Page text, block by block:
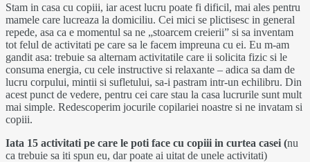
Stam in casa cu copiii, iar acest lucru poate fi dificil, mai ales pentru
mamele care lucreaza la domiciliu. Cei mici se plictisesc in general
repede, asa ca e momentul sa ne „stoarcem creierii” si sa inventam
tot felul de activitati pe care sa le facem impreuna cu ei. Eu m-am
gandit asa: trebuie sa alternam activitatile care ii solicita fizic si le
consuma energia, cu cele instructive si relaxante – adica sa dam de
lucru corpului, mintii si sufletului, sa-i pastram intr-un echilibru. Din
acest punct de vedere, pentru cei care stau la casa lucrurile sunt mult
mai simple. Redescoperim jocurile copilariei noastre si ne invatam si
copiii.
Iata 15 activitati pe care le poti face cu copiii in curtea casei (nu
ca trebuie sa iti spun eu, dar poate ai uitat de unele activitati)